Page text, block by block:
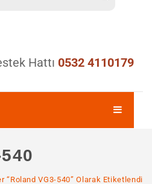
Hattı 0532 4110179
“Roland VG3-540” Olarak Etiketlendi